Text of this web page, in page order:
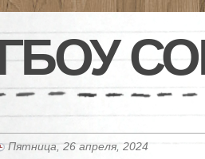
Пятница, 26 апреля, 2024